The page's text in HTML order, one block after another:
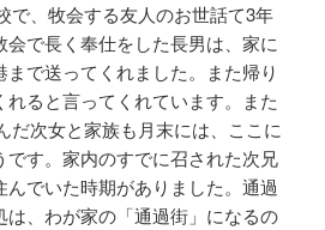
で、牧会する友人のお世話て3年
で長く奉仕をした長男は、家に
で送ってくれました。また帰り
ると言ってくれています。また
だ次女と家族も月末には、ここに
です。家内のすでに召された次兄
んでいた時期がありました。通過
は、わが家の「通過街」になるの